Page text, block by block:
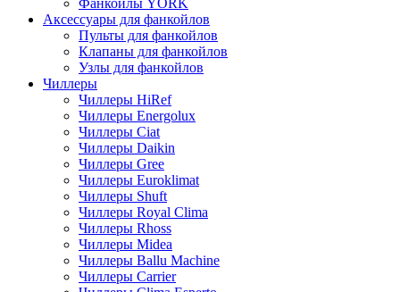
Фанкойлы YORK
Аксессуары для фанкойлов
Пульты для фанкойлов
Клапаны для фанкойлов
Узлы для фанкойлов
Чиллеры
Чиллеры HiRef
Чиллеры Energolux
Чиллеры Ciat
Чиллеры Daikin
Чиллеры Gree
Чиллеры Euroklimat
Чиллеры Shuft
Чиллеры Royal Clima
Чиллеры Rhoss
Чиллеры Midea
Чиллеры Ballu Machine
Чиллеры Carrier